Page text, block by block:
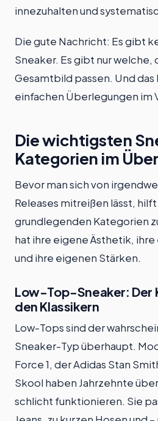
innezuhalten und
Die gute Nachricht: Es gibt
Sneaker. Es gibt nur welche,
Gesamtbild passen. Und das
einfachen Überlegungen im
Die wichtigsten
Kategorien im
Bevor man sich von
Releases mitreißen lässt,
grundlegenden Kategorien
hat ihre eigene Ästhetik,
und ihre eigenen Stärken.
Low-Top-Sneaker: Der
den Klassikern
Low-Tops sind der
Sneaker-Typ überhaupt.
Force 1, der Adidas Stan
Skool haben Jahrzehnte
schlicht funktionieren. Sie